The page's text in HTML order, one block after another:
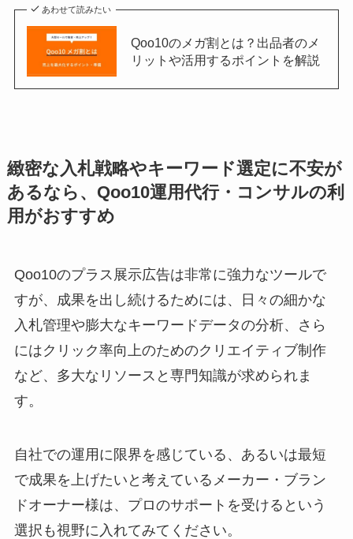
あわせて読みたい
Qoo10のメガ割とは？出品者のメ
リットや活用するポイントを解説
緻密な入札戦略やキーワード選定に不安が
あるなら、Qoo10運用代行・コンサルの利
用がおすすめ
Qoo10のプラス展示広告は非常に強力なツールで
すが、成果を出し続けるためには、日々の細かな
入札管理や膨大なキーワードデータの分析、さら
にはクリック率向上のためのクリエイティブ制作
など、多大なリソースと専門知識が求められま
す。
自社での運用に限界を感じている、あるいは最短
で成果を上げたいと考えているメーカー・ブラン
ドオーナー様は、プロのサポートを受けるという
選択も視野に入れてみてください。